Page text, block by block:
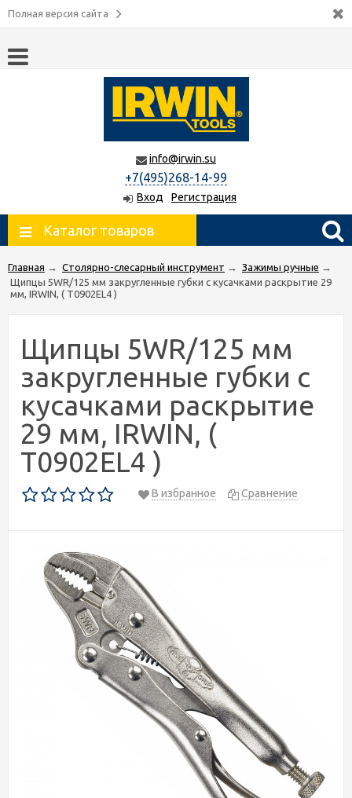
Полная версия сайта
info@irwin.su
+7(495)268-14-99
Вход Регистрация
Каталог товаров
Главная → Столярно-слесарный инструмент → Зажимы ручные →
Щипцы 5WR/125 мм закругленные губки с кусачками раскрытие 29
мм, IRWIN, ( T0902EL4 )
Щипцы 5WR/125 мм
закругленные губки с
кусачками раскрытие
29 мм, IRWIN, (
T0902EL4 )
В избранное Сравнение